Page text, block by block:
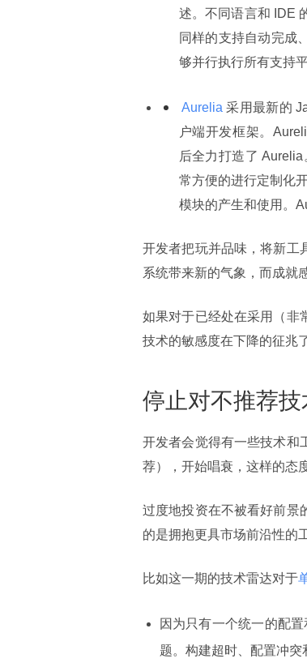
述。不同语言和 IDE
同样的支持自动完成
够并行执行所有支持
Aurelia 采用最新的
户端开发框架。
后全力打造了
常方便的进行定制化
模块的产生和使用。
开发者把玩并品味，将新工
系统带来新的气象，而成就
如果对于已经处在采用（非
技术的敏感度在下降的征兆
停止对不推荐
开发者会觉得有一些技术和
荐），开始唱衰，这样的态
过度地投资在不被看好前景
的是拥抱更具市场前沿性的
比如这一期的技术雷达对于
因为只有一个统一的配
题。构建超时、配置冲